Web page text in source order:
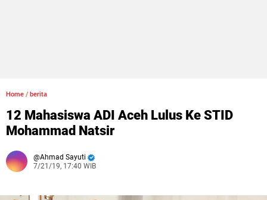
Home / berita
12 Mahasiswa ADI Aceh Lulus Ke STID
Mohammad Natsir
Ahmad Sayuti
7/21/19, 17:40 WIB